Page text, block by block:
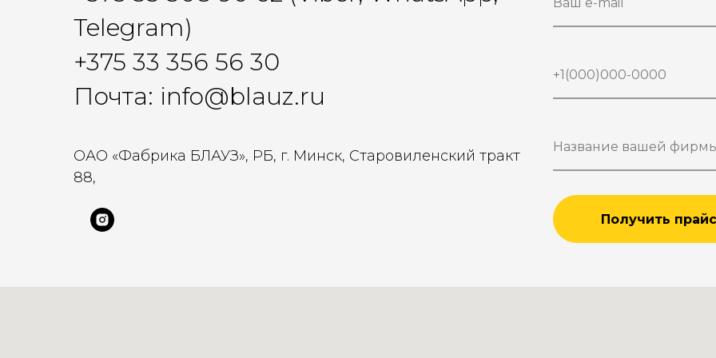
Telegram)
+375 33 356 56 30
Почта: info@blauz.ru
ОАО «Фабрика БЛАУЗ», РБ, г. Минск, Старовиленский тракт
88,
Получить прайс